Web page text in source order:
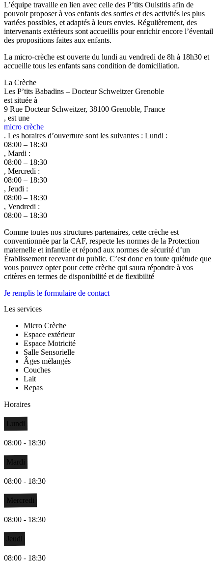
L’équipe travaille en lien avec celle des P’tits Ouistitis afin de
pouvoir proposer à vos enfants des sorties et des activités les plus
variées possibles, et adaptés à leurs envies. Régulièrement, des
intervenants extérieurs sont accueillis pour enrichir encore l’éventail
des propositions faites aux enfants.
La micro-crèche est ouverte du lundi au vendredi de 8h à 18h30 et
accueille tous les enfants sans condition de domiciliation.
La Crèche
Les P’tits Babadins – Docteur Schweitzer Grenoble
est située à
9 Rue Docteur Schweitzer, 38100 Grenoble, France
, est une
micro crèche
. Les horaires d’ouverture sont les suivantes : Lundi :
08:00 – 18:30
, Mardi :
08:00 – 18:30
, Mercredi :
08:00 – 18:30
, Jeudi :
08:00 – 18:30
, Vendredi :
08:00 – 18:30
Comme toutes nos structures partenaires, cette crèche est
conventionnée par la CAF, respecte les normes de la Protection
maternelle et infantile et répond aux normes de sécurité d’un
Établissement recevant du public. C’est donc en toute quiétude que
vous pouvez opter pour cette crèche qui saura répondre à vos
critères en termes de disponibilité et de flexibilité
Je remplis le formulaire de contact
Les services
Micro Crèche
Espace extérieur
Espace Motricité
Salle Sensorielle
Âges mélangés
Couches
Lait
Repas
Horaires
Lundi
08:00 - 18:30
Mardi
08:00 - 18:30
Mercredi
08:00 - 18:30
Jeudi
08:00 - 18:30